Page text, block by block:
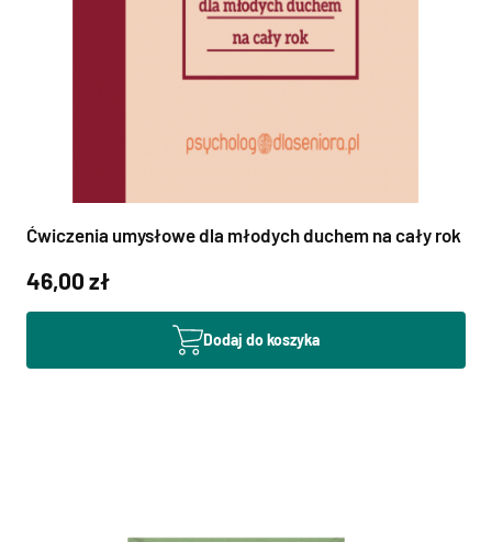
Ćwiczenia umysłowe dla młodych duchem na cały rok
46,00 zł
Dodaj do koszyka